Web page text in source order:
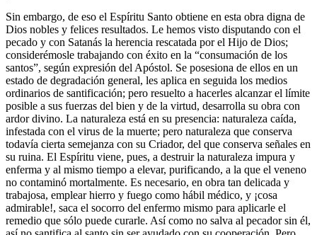
Sin embargo, de eso el Espíritu Santo obtiene en esta obra digna de
Dios nobles y felices resultados. Le hemos visto disputando con el
pecado y con Satanás la herencia rescatada por el Hijo de Dios;
considerémosle trabajando con éxito en la “consumación de los
santos”, según expresión del Apóstol. Se posesiona de ellos en un
estado de degradación general, les aplica en seguida los medios
ordinarios de santificación; pero resuelto a hacerles alcanzar el límite
posible a sus fuerzas del bien y de la virtud, desarrolla su obra con
ardor divino. La naturaleza está en su presencia: naturaleza caída,
infestada con el virus de la muerte; pero naturaleza que conserva
todavía cierta semejanza con su Criador, del que conserva señales en
su ruina. El Espíritu viene, pues, a destruir la naturaleza impura y
enferma y al mismo tiempo a elevar, purificando, a la que el veneno
no contaminó mortalmente. Es necesario, en obra tan delicada y
trabajosa, emplear hierro y fuego como hábil médico, y ¡cosa
admirable!, saca el socorro del enfermo mismo para aplicarle el
remedio que sólo puede curarle. Así como no salva al pecador sin él,